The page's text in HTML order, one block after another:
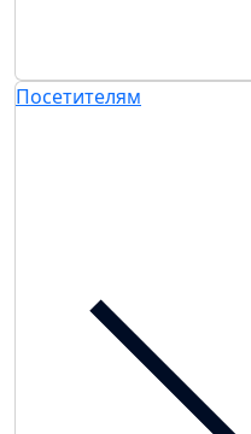
Посетителям